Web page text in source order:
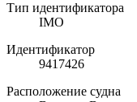
Тип идентификатора
IMO
Идентификатор
9417426
Расположение судна